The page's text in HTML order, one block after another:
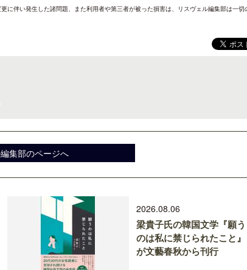
伴い発生した諸問題、また利用者や第三者が被った損害は、リスヴェル編集部は一切
集部のページへ
2026.08.06
梁貴子氏の韓国文学『願う
のは私に禁じられたこと』
が文藝春秋から刊行